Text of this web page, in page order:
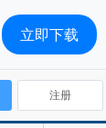
注册
立即下载